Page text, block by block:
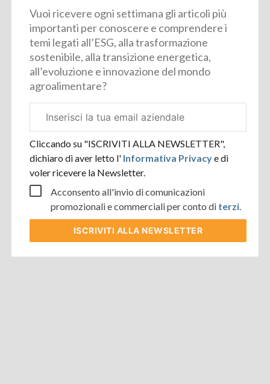
Vuoi ricevere ogni settimana gli articoli più
importanti per conoscere e comprendere i
temi legati all’ESG, alla trasformazione
sostenibile, alla transizione energetica,
all’evoluzione e innovazione del mondo
agroalimentare?
aziendale
Cliccando su "ISCRIVITI ALLA NEWSLETTER",
dichiaro di aver letto l' Informativa Privacye di
voler ricevere la Newsletter.
Acconsento all'invio di comunicazioni
promozionali e commerciali per conto di terzi.
ISCRIVITI ALLA NEWSLETTER